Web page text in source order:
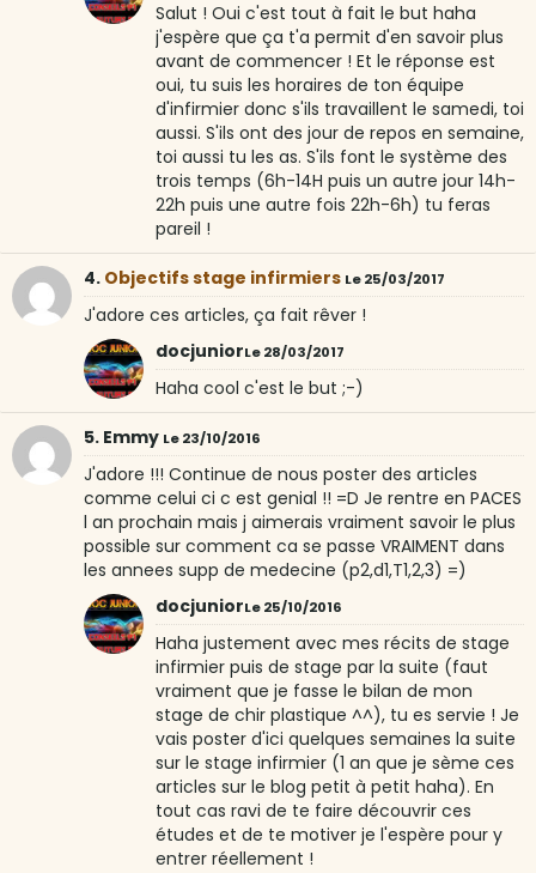
Salut ! Oui c'est tout à fait le but haha
j'espère que ça t'a permit d'en savoir plus
avant de commencer ! Et le réponse est
oui, tu suis les horaires de ton équipe
d'infirmier donc s'ils travaillent le samedi, toi
aussi. S'ils ont des jour de repos en semaine,
toi aussi tu les as. S'ils font le système des
trois temps (6h-14H puis un autre jour 14h-
22h puis une autre fois 22h-6h) tu feras
pareil !
4. Objectifs stage infirmiers Le 25/03/2017
J'adore ces articles, ça fait rêver !
docjuniorLe 28/03/2017
Haha cool c'est le but ;-)
5. Emmy Le 23/10/2016
J'adore !!! Continue de nous poster des articles
comme celui ci c est genial !! =D Je rentre en PACES
l an prochain mais j aimerais vraiment savoir le plus
possible sur comment ca se passe VRAIMENT dans
les annees supp de medecine (p2,d1,T1,2,3) =)
docjuniorLe 25/10/2016
Haha justement avec mes récits de stage
infirmier puis de stage par la suite (faut
vraiment que je fasse le bilan de mon
stage de chir plastique ^^), tu es servie ! Je
vais poster d'ici quelques semaines la suite
sur le stage infirmier (1 an que je sème ces
articles sur le blog petit à petit haha). En
tout cas ravi de te faire découvrir ces
études et de te motiver je l'espère pour y
entrer réellement !